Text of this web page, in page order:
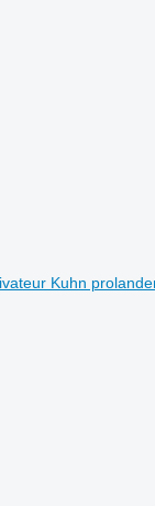
Kuhn